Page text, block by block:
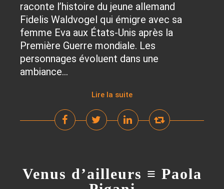
raconte l’histoire du jeune allemand
Fidelis Waldvogel qui émigre avec sa
femme Eva aux États-Unis après la
Première Guerre mondiale. Les
personnages évoluent dans une
ambiance...
Lire la suite
Venus d’ailleurs ≡ Paola